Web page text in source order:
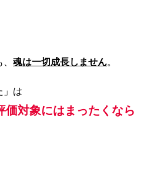
魂は一切成長しません。
」は
価対象にはまったくなら